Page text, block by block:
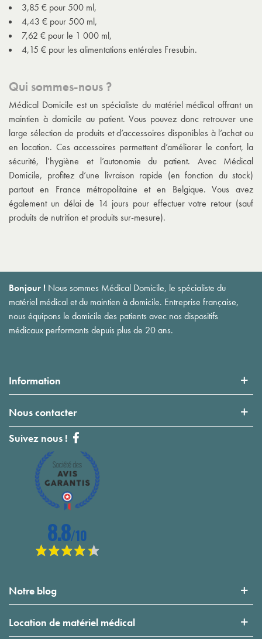
3,85 € pour 500 ml,
4,43 € pour 500 ml,
7,62 € pour le 1 000 ml,
4,15 € pour les alimentations entérales Fresubin.
Qui sommes-nous ?
Médical Domicile est un spécialiste du matériel médical offrant un
maintien à domicile au patient. Vous pouvez donc retrouver une
large sélection de produits et d’accessoires disponibles à l’achat ou
en location. Ces accessoires permettent d’améliorer le confort, la
sécurité, l’hygiène et l’autonomie du patient. Avec Médical
Domicile, profitez d’une livraison rapide (en fonction du stock)
partout en France métropolitaine et en Belgique. Vous avez
également un délai de 14 jours pour effectuer votre retour (sauf
produits de nutrition et produits sur-mesure).
Bonjour ! Nous sommes Médical Domicile, le spécialiste du
matériel médical et du maintien à domicile. Entreprise française,
nous équipons le domicile des patients avec nos dispositifs
médicaux performants depuis plus de 20 ans.
Information
Nous contacter
Suivez nous !
Notre blog
Location de matériel médical